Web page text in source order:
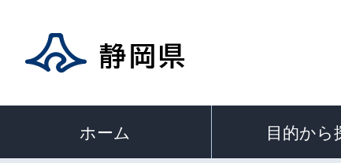
ホーム 目的から